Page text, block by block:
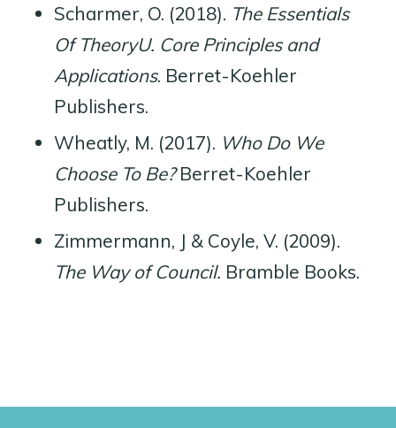
Scharmer, O. (2018). The Essentials
Of TheoryU. Core Principles and
Applications. Berret-Koehler
Publishers.
Wheatly, M. (2017). Who Do We
Choose To Be?Berret-Koehler
Publishers.
Zimmermann, J & Coyle, V. (2009).
The Way of Council. Bramble Books.